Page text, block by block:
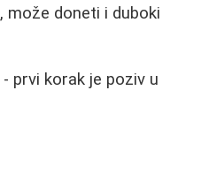
može doneti i duboki
prvi korak je poziv u